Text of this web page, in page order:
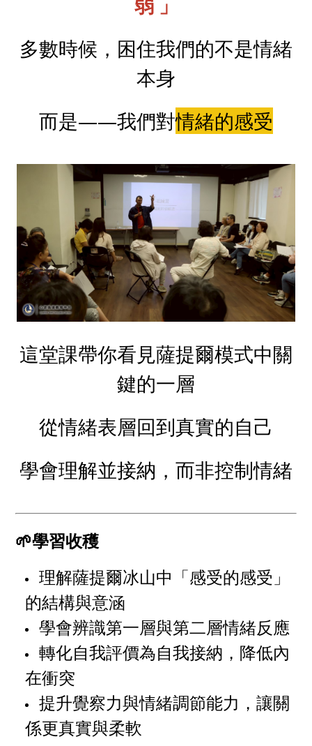
多數時候，困住我們的不是情緒
本身
而是——我們對情緒的感受
這堂課帶你看見薩提爾模式中關
鍵的一層
從情緒表層回到真實的自己
學會理解並接納，而非控制情緒
🌱學習收穫
理解薩提爾冰山中「感受的感受」
的結構與意涵
學會辨識第一層與第二層情緒反應
轉化自我評價為自我接納，降低內
在衝突
提升覺察力與情緒調節能力，讓關
係更真實與柔軟